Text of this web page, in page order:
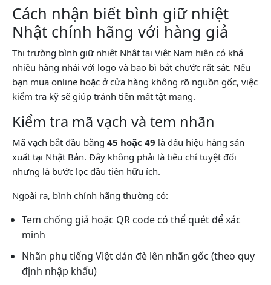
Cách nhận biết bình giữ nhiệt
Nhật chính hãng với hàng giả
Thị trường bình giữ nhiệt Nhật tại Việt Nam hiện có khá
nhiều hàng nhái với logo và bao bì bắt chước rất sát. Nếu
bạn mua online hoặc ở cửa hàng không rõ nguồn gốc, việc
kiểm tra kỹ sẽ giúp tránh tiền mất tật mang.
Kiểm tra mã vạch và tem nhãn
Mã vạch bắt đầu bằng 45 hoặc 49 là dấu hiệu hàng sản
xuất tại Nhật Bản. Đây không phải là tiêu chí tuyệt đối
nhưng là bước lọc đầu tiên hữu ích.
Ngoài ra, bình chính hãng thường có:
Tem chống giả hoặc QR code có thể quét để xác
minh
Nhãn phụ tiếng Việt dán đè lên nhãn gốc (theo quy
định nhập khẩu)